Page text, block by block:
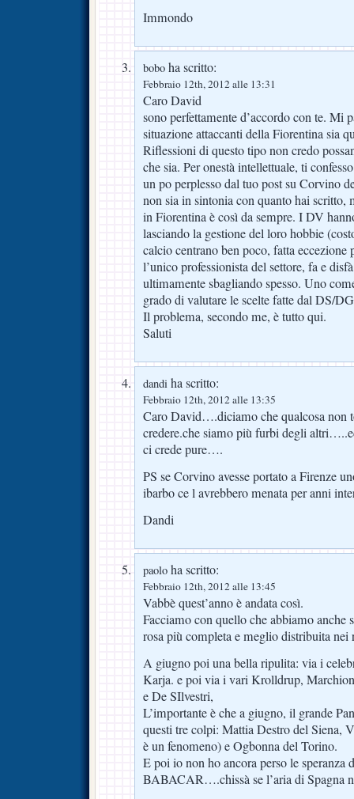
Immondo
bobo ha scritto:
Febbraio 12th, 2012 alle 13:31
Caro David
sono perfettamente d’accordo con te. Mi
situazione attaccanti della Fiorentina sia
Riflessioni di questo tipo non credo
che sia. Per onestà intellettuale, ti
un po perplesso dal tuo post su Corvino
non sia in sintonia con quanto hai scritto,
in Fiorentina è così da sempre. I DV
lasciando la gestione del loro hobbie
calcio centrano ben poco, fatta eccezione
l’unico professionista del settore, fa e
ultimamente sbagliando spesso. Uno
grado di valutare le scelte fatte dal DS/
Il problema, secondo me, è tutto qui.
Saluti
dandi ha scritto:
Febbraio 12th, 2012 alle 13:35
Caro David….diciamo che qualcosa non
credere.che siamo più furbi degli
ci crede pure….
PS se Corvino avesse portato a Firenze
ibarbo ce l avrebbero menata per anni
Dandi
paolo ha scritto:
Febbraio 12th, 2012 alle 13:45
Vabbè quest’anno è andata così.
Facciamo con quello che abbiamo anche
rosa più completa e meglio distribuita nei
A giugno poi una bella ripulita: via i
Karja. e poi via i vari Krolldrup,
e De SIlvestri,
L’importante è che a giugno, il grande
questi tre colpi: Mattia Destro del Siena,
è un fenomeno) e Ogbonna del Torino.
E poi io non ho ancora perso le speranza
BABACAR….chissà se l’aria di Spagna